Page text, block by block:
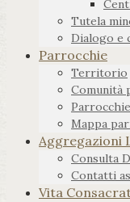
Tutela
Dialogo e
Parrocchie
Territorio
Comunità
Parrocchie
Mappa
Aggregazioni
Consulta
Contatti
Vita